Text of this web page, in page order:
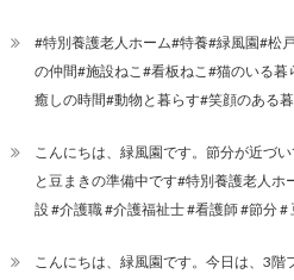
#特別養護老人ホーム#特養#緑風園#松
の仲間#施設ねこ#看板ねこ#猫のいる
癒しの時間#動物と暮らす#笑顔のある
こんにちは、緑風園です。節分が近づ
と豆まきの準備中です#特別養護老人ホ
設 #介護職 #介護福祉士 #看護師 #節分 #
こんにちは、緑風園です。今日は、3階